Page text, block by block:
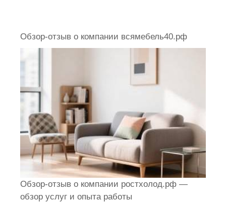
Обзор-отзыв о компании всямебель40.рф
Обзор-отзыв о компании ростхолод.рф —
обзор услуг и опыта работы